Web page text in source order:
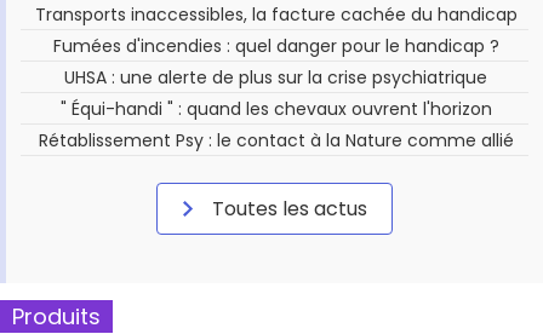
Transports inaccessibles, la facture cachée du handicap
Fumées d'incendies : quel danger pour le handicap ?
UHSA : une alerte de plus sur la crise psychiatrique
" Équi-handi " : quand les chevaux ouvrent l'horizon
Rétablissement Psy : le contact à la Nature comme allié
Toutes les actus
Produits